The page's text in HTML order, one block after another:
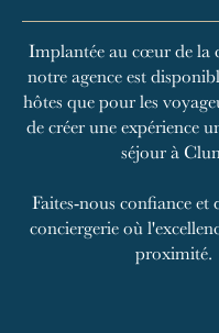
Implantée au cœur de la
notre agence est
hôtes que pour les
de créer une expérience
séjour à
Faites-nous confiance et
conciergerie où
proximité.